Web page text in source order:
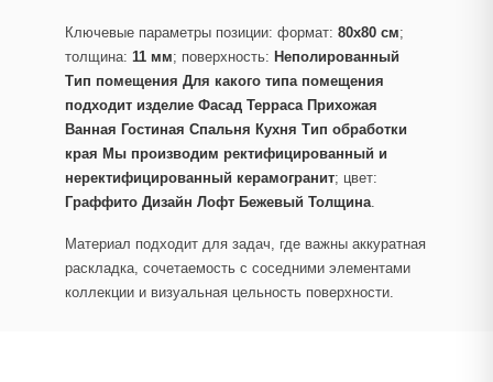
Ключевые параметры позиции: формат: 80x80 см;
толщина: 11 мм; поверхность: Неполированный
Тип помещения Для какого типа помещения
подходит изделие Фасад Терраса Прихожая
Ванная Гостиная Спальня Кухня Тип обработки
края Мы производим ректифицированный и
неректифицированный керамогранит; цвет:
Граффито Дизайн Лофт Бежевый Толщина.
Материал подходит для задач, где важны аккуратная
раскладка, сочетаемость с соседними элементами
коллекции и визуальная цельность поверхности.